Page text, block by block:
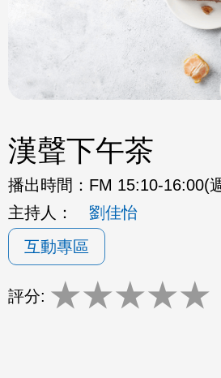
漢聲下午茶
播出時間： FM 15:10-16:00(
主持人：
劉佳怡
互動專區
評分: ★★★★★